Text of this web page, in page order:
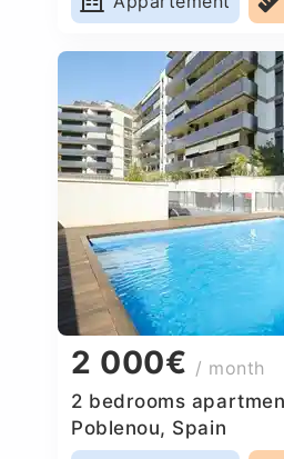
2 000€ / month
2 bedrooms
Poblenou, Spain